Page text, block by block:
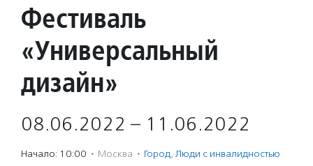
Фестиваль
«Универсальный
дизайн»
08.06.2022 – 11.06.2022
Начало: 10:00 · Москва · Город, Люди с инвалидностью